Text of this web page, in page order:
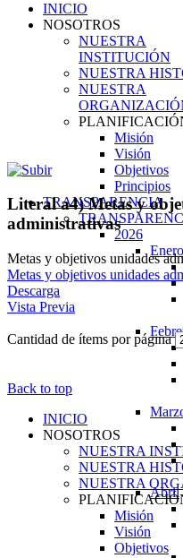
INICIO
NOSOTROS
NUESTRA
INSTITUCIÓN
NUESTRA
NUESTRA
Misión
Visión
Objetivos
Principios
TRANSPARENCIA
2026
Enero
Abril
Literal a4) Metas y
administrativas
Metas y objetivos unidades
Metas y objetivos unidades
Descarga
Vista Previa
Cantidad de ítems por página
Back to top
INICIO
NOSOTROS
NUESTRA
NUESTRA
NUESTRA
Misión
Visión
Objetivos